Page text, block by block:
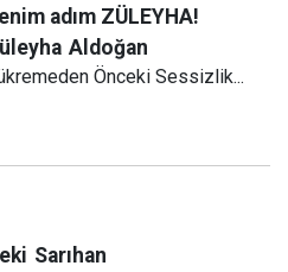
adım ZÜLEYHA!
Aldoğan
Önceki Sessizlik...
Sarıhan